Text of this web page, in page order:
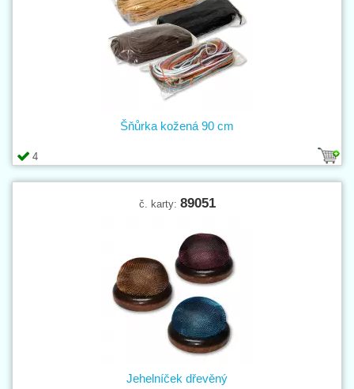
4
Šňůrka kožená 90 cm
č. karty: 89051
Jehelníček dřevěný